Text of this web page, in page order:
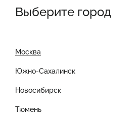
Выберите город
Москва
Южно-Сахалинск
Новосибирск
Тюмень